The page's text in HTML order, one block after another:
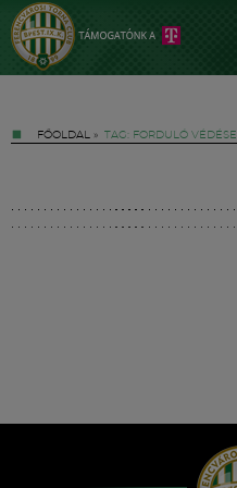
FŐOLDAL » TAG: FORDULÓ VÉDÉSE
Hírek